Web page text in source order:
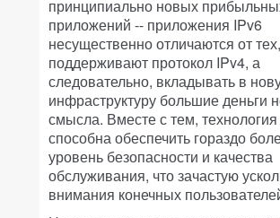
принципиально новых
приложений -- приложения IPv6
несущественно отличаются от
поддерживают протокол IPv4, а
следовательно, вкладывать в
инфраструктуру большие деньги
смысла. Вместе с тем,
способна обеспечить гораздо
уровень безопасности и качества
обслуживания, что зачастую
внимания конечных